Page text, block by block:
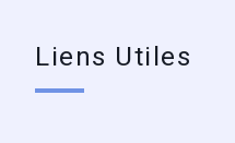
Liens Utiles